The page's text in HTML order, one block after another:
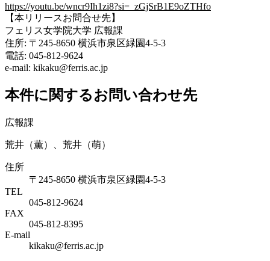
https://youtu.be/wncr9Ih1zi8?si=_zGjSrB1E9oZTHfo
【本リリースお問合せ先】
フェリス女学院大学 広報課
住所: 〒245-8650 横浜市泉区緑園4-5-3
電話: 045-812-9624
e-mail: kikaku@ferris.ac.jp
本件に関するお問い合わせ先
広報課
荒井（薫）、荒井（萌）
住所
〒245-8650 横浜市泉区緑園4-5-3
TEL
045-812-9624
FAX
045-812-8395
E-mail
kikaku@ferris.ac.jp